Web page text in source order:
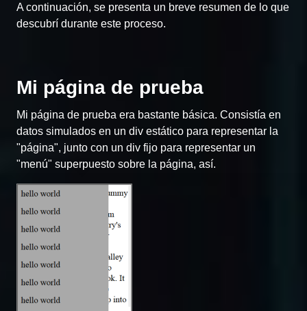
A continuación, se presenta un breve resumen de lo que
descubrí durante este proceso.
Mi página de prueba
Mi página de prueba era bastante básica. Consistía en
datos simulados en un div estático para representar la
"página", junto con un div fijo para representar un
"menú" superpuesto sobre la página, así.